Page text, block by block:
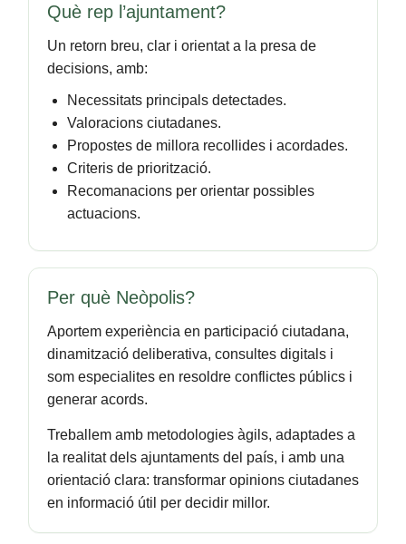
Què rep l’ajuntament?
Un retorn breu, clar i orientat a la presa de
decisions, amb:
Necessitats principals detectades.
Valoracions ciutadanes.
Propostes de millora recollides i acordades.
Criteris de priorització.
Recomanacions per orientar possibles
actuacions.
Per què Neòpolis?
Aportem experiència en participació ciutadana,
dinamització deliberativa, consultes digitals i
som especialites en resoldre conflictes públics i
generar acords.
Treballem amb metodologies àgils, adaptades a
la realitat dels ajuntaments del país, i amb una
orientació clara: transformar opinions ciutadanes
en informació útil per decidir millor.